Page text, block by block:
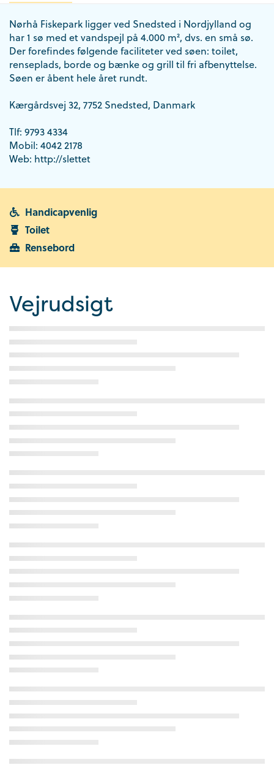
Nørhå Fiskepark ligger ved Snedsted i Nordjylland og
har 1 sø med et vandspejl på 4.000 m², dvs. en små sø.
Der forefindes følgende faciliteter ved søen: toilet,
renseplads, borde og bænke og grill til fri afbenyttelse.
Søen er åbent hele året rundt.
Kærgårdsvej 32, 7752 Snedsted, Danmark
Tlf: 9793 4334
Mobil: 4042 2178
Web: http://slettet
Handicapvenlig
Toilet
Rensebord
Vejrudsigt